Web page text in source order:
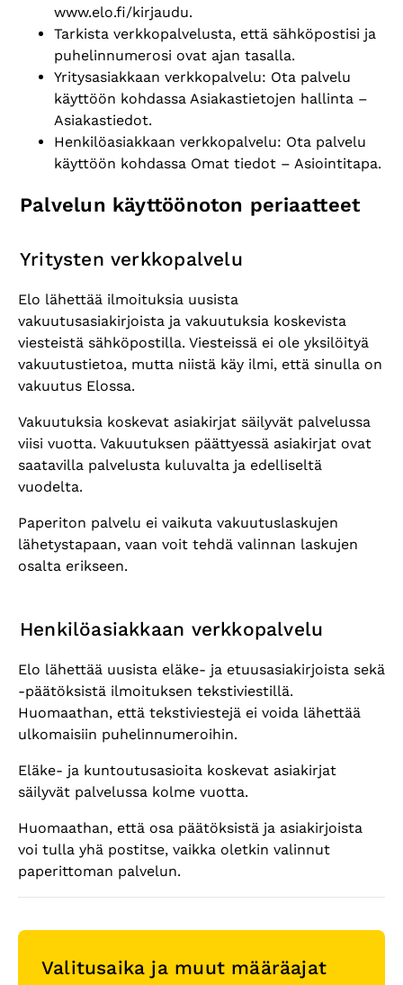
www.elo.fi/kirjaudu.
Tarkista verkkopalvelusta, että sähköpostisi ja
puhelinnumerosi ovat ajan tasalla.
Yritysasiakkaan verkkopalvelu: Ota palvelu
käyttöön kohdassa Asiakastietojen hallinta –
Asiakastiedot.
Henkilöasiakkaan verkkopalvelu: Ota palvelu
käyttöön kohdassa Omat tiedot – Asiointitapa.
Palvelun käyttöönoton periaatteet
Yritysten verkkopalvelu
Elo lähettää ilmoituksia uusista
vakuutusasiakirjoista ja vakuutuksia koskevista
viesteistä sähköpostilla. Viesteissä ei ole yksilöityä
vakuutustietoa, mutta niistä käy ilmi, että sinulla on
vakuutus Elossa.
Vakuutuksia koskevat asiakirjat säilyvät palvelussa
viisi vuotta. Vakuutuksen päättyessä asiakirjat ovat
saatavilla palvelusta kuluvalta ja edelliseltä
vuodelta.
Paperiton palvelu ei vaikuta vakuutuslaskujen
lähetystapaan, vaan voit tehdä valinnan laskujen
osalta erikseen.
Henkilöasiakkaan verkkopalvelu
Elo lähettää uusista eläke- ja etuusasiakirjoista sekä
-päätöksistä ilmoituksen tekstiviestillä.
Huomaathan, että tekstiviestejä ei voida lähettää
ulkomaisiin puhelinnumeroihin.
Eläke- ja kuntoutusasioita koskevat asiakirjat
säilyvät palvelussa kolme vuotta.
Huomaathan, että osa päätöksistä ja asiakirjoista
voi tulla yhä postitse, vaikka oletkin valinnut
paperittoman palvelun.
Valitusaika ja muut määräajat